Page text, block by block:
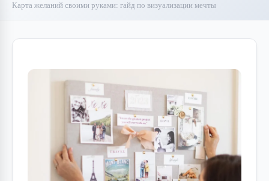
Карта желаний своими руками: гайд по визуализации мечты